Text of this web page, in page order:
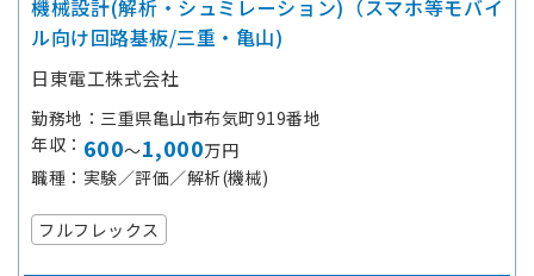
機械設計(解析・シュミレーション)（スマホ等モバイ
ル向け回路基板/三重・亀山)
日東電工株式会社
勤務地
三重県亀山市布気町919番地
年収
600～1,000万円
職種
実験／評価／解析(機械)
フルフレックス